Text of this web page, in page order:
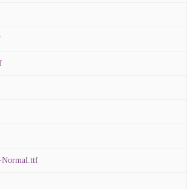
Normal.ttf